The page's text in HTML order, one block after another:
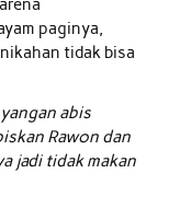
paginya,
tidak bisa
abis
Rawon dan
jadi tidak makan